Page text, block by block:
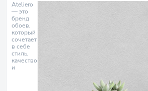
Ateliero
— это
бренд
обоев,
который
сочетает
в себе
стиль,
качество
и